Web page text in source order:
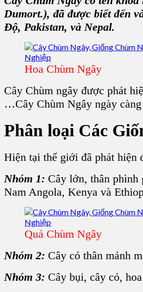
Dumort.), đã được biết đến
Độ, Pakistan, và Nepal.
Hoa Chùm Ngây
Cây Chùm ngây được phát
…Cây Chùm Ngây ngày
Phân loại Các
Hiện tại thế giới đã phát hiện
Nhóm 1: Cây lớn, thân phình
Nam Angola, Kenya và
Quả Chùm Ngây
Nhóm 2: Cây có thân mảnh
Nhóm 3: Cây bụi, cây cỏ,